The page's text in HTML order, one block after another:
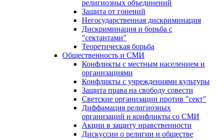
религиозных объединений
Защита от гонений
Негосударственная дискриминация
Дискриминация и борьба с
"сектантами"
Теоретическая борьба
Общественность и СМИ
Конфликты с местным населением и
организациями
Конфликты с учреждениями культуры
Защита права на свободу совести
Светские организации против "сект"
Диффамация религиозных
организаций и конфликты со СМИ
Акции в защиту нравственности
Дискуссии о религии и обществе